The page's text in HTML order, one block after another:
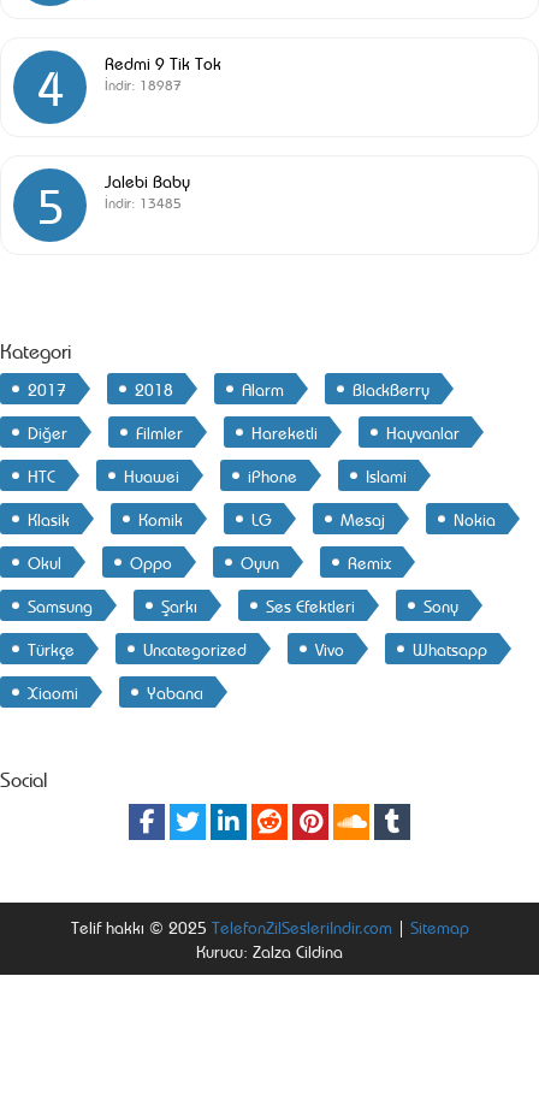
4 Redmi 9 Tik Tok
İndir: 18987
5 Jalebi Baby
İndir: 13485
Kategori
2017 2018 Alarm
BlackBerry
Diğer
Filmler Hareketli
Hayvanlar
HTC
Huawei iPhone
Islami
Klasik
Komik LG Mesaj
Nokia
Okul
Oppo Oyun
Remix
Samsung
Şarkı Ses Efektleri
Sony
Türkçe
Uncategorized Vivo
Whatsapp
Xiaomi
Yabancı
Social
Telif hakkı © 2025 TelefonZilSesleriIndir.com | Sitemap
Kurucu: Zalza Cildina